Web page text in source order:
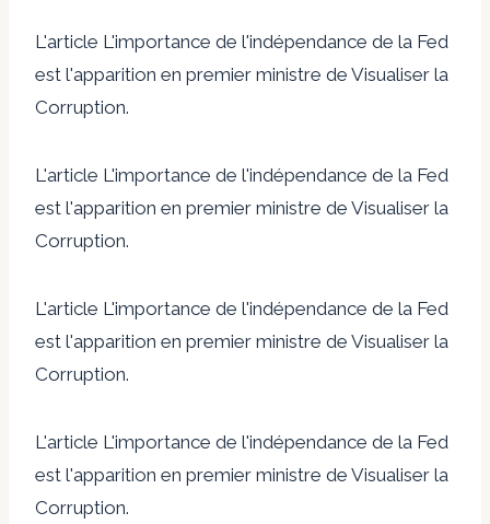
L'article L'importance de l'indépendance de la Fed
est l'apparition en premier ministre de Visualiser la
Corruption.
L'article L'importance de l'indépendance de la Fed
est l'apparition en premier ministre de Visualiser la
Corruption.
L'article L'importance de l'indépendance de la Fed
est l'apparition en premier ministre de Visualiser la
Corruption.
L'article L'importance de l'indépendance de la Fed
est l'apparition en premier ministre de Visualiser la
Corruption.